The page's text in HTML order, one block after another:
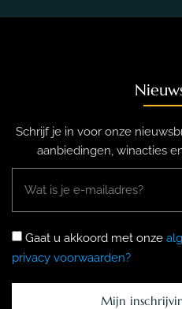
Schrijf je in voor onze
aanbiedingen, winacties
Gaat u akkoord met onze
privacy voorwaarden?
Mijn